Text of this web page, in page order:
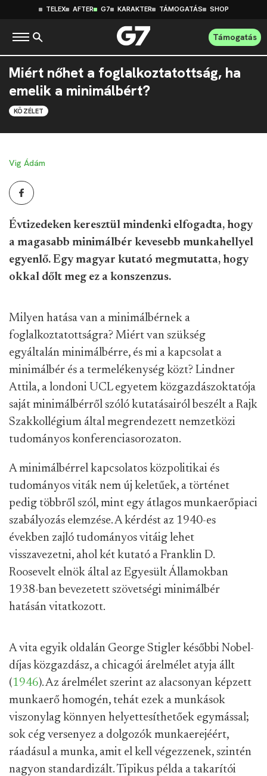
TELEX AFTER G7 KARAKTER TÁMOGATÁS SHOP
Támogatás
Miért nőhet a foglalkoztatottság, ha
emelik a minimálbért?
KÖZÉLET
Vig Ádám
Évtizedeken keresztül mindenki elfogadta, hogy
a magasabb minimálbér kevesebb munkahellyel
egyenlő. Egy magyar kutató megmutatta, hogy
okkal dőlt meg ez a konszenzus.
Milyen hatása van a minimálbérnek a
foglalkoztatottságra? Miért van szükség
egyáltalán minimálbérre, és mi a kapcsolat a
minimálbér és a termelékenység közt? Lindner
Attila, a londoni UCL egyetem közgazdászoktatója
saját minimálbérről szóló kutatásairól beszélt a Rajk
Szakkollégium által megrendezett nemzetközi
tudományos konferenciasorozaton.
A minimálbérrel kapcsolatos közpolitikai és
tudományos viták nem új keletűek, a történet
pedig többről szól, mint egy átlagos munkaerőpiaci
szabályozás elemzése. A kérdést az 1940-es
években zajló tudományos vitáig lehet
visszavezetni, ahol két kutató a Franklin D.
Roosevelt elnök által az Egyesült Államokban
1938-ban bevezetett szövetségi minimálbér
hatásán vitatkozott.
A vita egyik oldalán George Stigler későbbi Nobel-
díjas közgazdász, a chicagói árelmélet atyja állt
(1946). Az árelmélet szerint az alacsonyan képzett
munkaerő homogén, tehát ezek a munkások
viszonylag könnyen helyettesíthetőek egymással;
sok cég versenyez a dolgozók munkaerejéért,
ráadásul a munka, amit el kell végezzenek, szintén
nagyon standardizált. Tipikus példa a takarítói